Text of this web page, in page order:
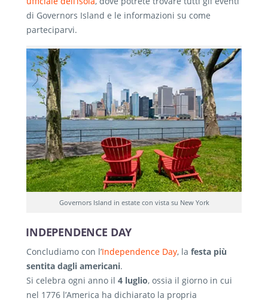
di Governors Island e le informazioni su come
parteciparvi.
Governors Island in estate con vista su New York
INDEPENDENCE DAY
Concludiamo con l’Independence Day, la festa più
sentita dagli americani.
Si celebra ogni anno il 4 luglio, ossia il giorno in cui
nel 1776 l’America ha dichiarato la propria